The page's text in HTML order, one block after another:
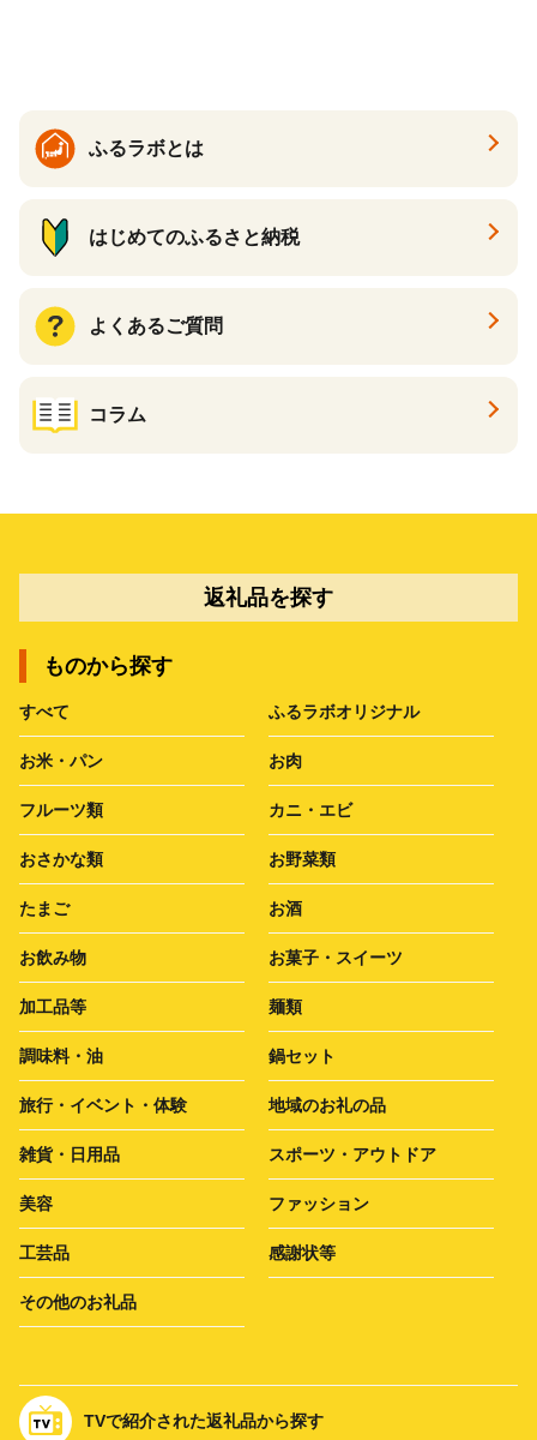
ふるラボとは
はじめてのふるさと納税
よくあるご質問
コラム
返礼品を探す
ものから探す
すべて ふるラボオリジナル
お米・パン お肉
フルーツ類 カニ・エビ
おさかな類 お野菜類
たまご お酒
お飲み物 お菓子・スイーツ
加工品等 麺類
調味料・油 鍋セット
旅行・イベント・体験 地域のお礼の品
雑貨・日用品 スポーツ・アウトドア
美容 ファッション
工芸品 感謝状等
その他のお礼品
TVで紹介された返礼品から探す